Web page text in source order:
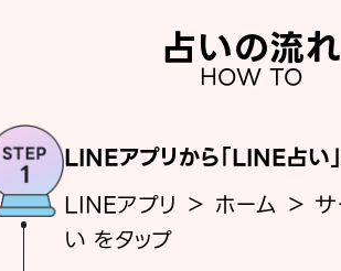
占いの流れ
HOW TO
LINEアプリから「LINE占い
LINEアプリ ＞ ホーム ＞
い をタップ